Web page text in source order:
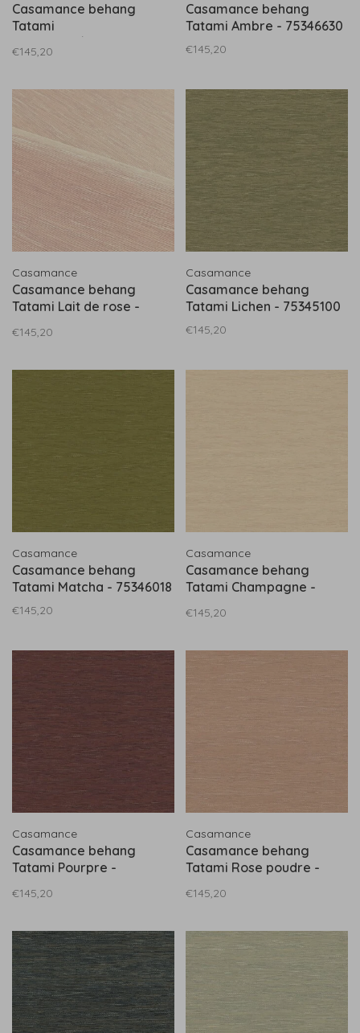
Casamance behang
Tatami
75342650
€145,20
Casamance behang
Tatami Ambre - 75346630
€145,20
Casamance
Casamance behang
Tatami Lait de rose -
€145,20
Casamance
Casamance behang
Tatami Lichen - 75345100
€145,20
Casamance
Casamance behang
Tatami Matcha - 75346018
€145,20
Casamance
Casamance behang
Tatami Champagne -
€145,20
Casamance
Casamance behang
Tatami Pourpre -
€145,20
Casamance
Casamance behang
Tatami Rose poudre -
€145,20